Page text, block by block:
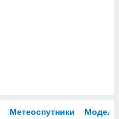
Метеоспутники Модели